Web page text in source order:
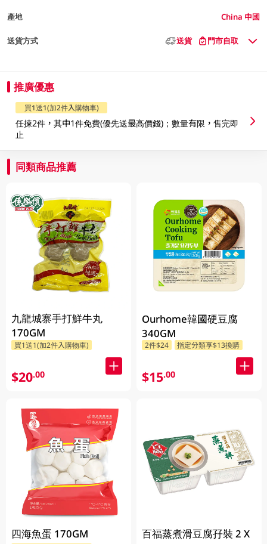
產地 China 中國
送貨方式 送貨 門市自取
推廣優惠
買1送1(加2件入購物車)
任揀2件，其中1件免費(優先送最高價錢)；數量有限，售完即
止
同類商品推薦
九龍城寨手打鮮牛丸
170GM
買1送1(加2件入購物車)
$20.00
四海魚蛋 170GM
Ourhome韓國硬豆腐
340GM
2件$24 指定分類享$13換購
$15.00
百福蒸煮滑豆腐孖裝 2 X